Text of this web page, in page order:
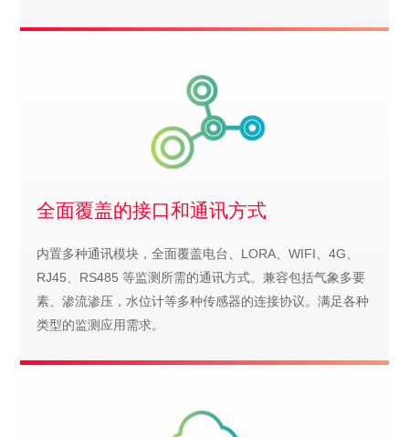
全面覆盖的接口和通讯方式
内置多种通讯模块，全面覆盖电台、LORA、WIFI、4G、
RJ45、RS485 等监测所需的通讯方式。兼容包括气象多要
素、渗流渗压，水位计等多种传感器的连接协议。满足各种
类型的监测应用需求。